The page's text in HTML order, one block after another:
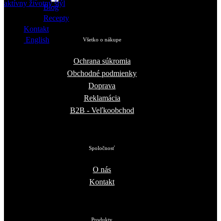
Blog
Recepty
Kontakt
English
Všetko o nákupe
Ochrana súkromia
Obchodné podmienky
Doprava
Reklamácia
B2B - Veľkoobchod
Spoločnosť
O nás
Kontakt
Produkty